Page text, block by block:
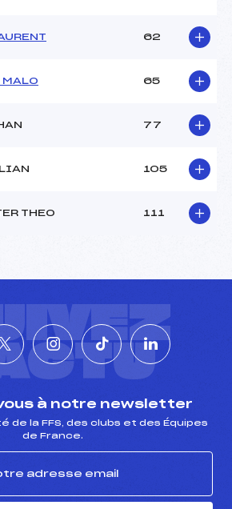
62
MALO 65
77
105
THEO 111
à notre newsletter
de la FFS, des clubs et des Équipes
de France.